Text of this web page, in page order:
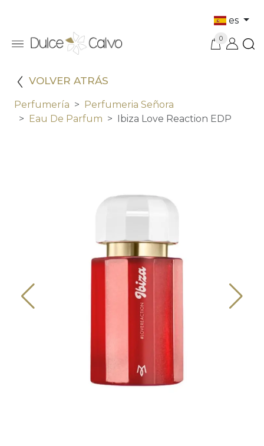
es
0
VOLVER ATRÁS
Perfumería
Perfumeria Señora
Eau De Parfum
Ibiza Love Reaction EDP